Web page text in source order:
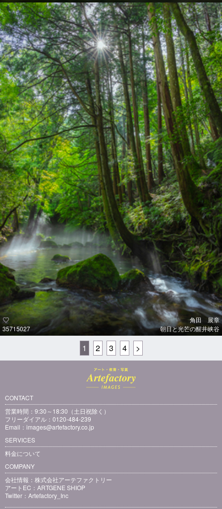
35715027
角田 展章
朝日と光芒の醒井峡谷
1 2 3 4 >
CONTACT
営業時間：9:30～18:30（土日祝除く）
フリーダイアル：0120-484-239
Email： images@artefactory.co.jp
SERVICES
料金について
COMPANY
会社情報： 株式会社アーテファクトリー
アートEC： ARTGENE SHIOP
Twitter： Artefactory_Inc